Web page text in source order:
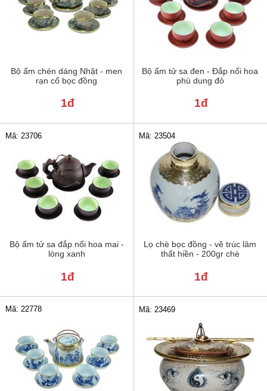
Bộ ấm chén dáng Nhật - men
rạn cổ bọc đồng
1đ
Bộ ấm tử sa đen - Đắp nổi hoa
phù dung đỏ
1đ
Bộ ấm tử sa đắp nổi hoa mai -
lòng xanh
Mã: 23706
1đ
Lọ chè bọc đồng - vẽ trúc lâm
thất hiền - 200gr chè
Mã: 23504
1đ
Mã: 22778 Mã: 23469